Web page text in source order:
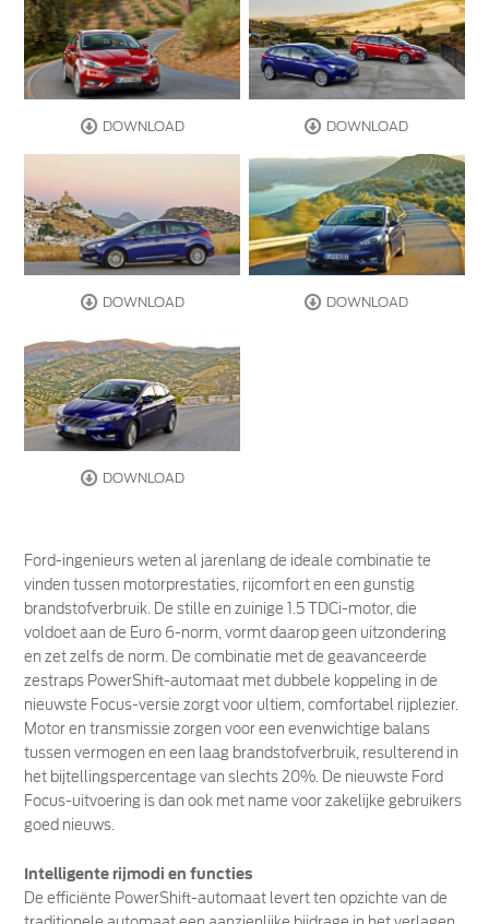
DOWNLOAD DOWNLOAD
DOWNLOAD DOWNLOAD
DOWNLOAD
Ford-ingenieurs weten al jarenlang de ideale combinatie te
vinden tussen motorprestaties, rijcomfort en een gunstig
brandstofverbruik. De stille en zuinige 1.5 TDCi-motor, die
voldoet aan de Euro 6-norm, vormt daarop geen uitzondering
en zet zelfs de norm. De combinatie met de geavanceerde
zestraps PowerShift-automaat met dubbele koppeling in de
nieuwste Focus-versie zorgt voor ultiem, comfortabel rijplezier.
Motor en transmissie zorgen voor een evenwichtige balans
tussen vermogen en een laag brandstofverbruik, resulterend in
het bijtellingspercentage van slechts 20%. De nieuwste Ford
Focus-uitvoering is dan ook met name voor zakelijke gebruikers
goed nieuws.
Intelligente rijmodi en functies
De efficiënte PowerShift-automaat levert ten opzichte van de